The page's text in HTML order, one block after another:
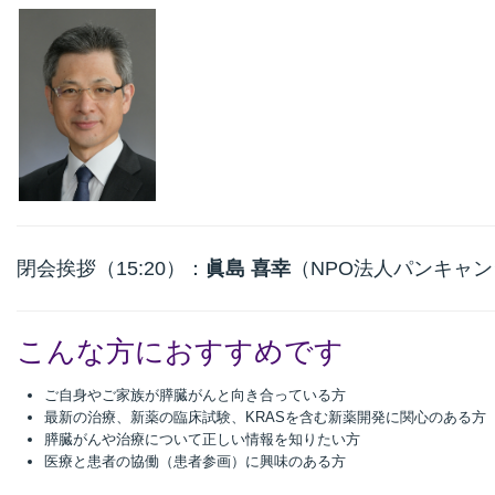
閉会挨拶（15:20）： 眞島 喜幸 （NPO法人パンキャン
こんな方におすすめです
ご自身やご家族が膵臓がんと向き合っている方
最新の治療、新薬の臨床試験、KRASを含む新薬開発に関心のある方
膵臓がんや治療について正しい情報を知りたい方
医療と患者の協働（患者参画）に興味のある方